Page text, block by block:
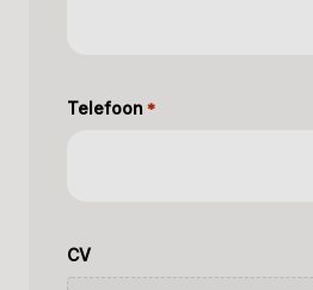
Telefoon *
CV